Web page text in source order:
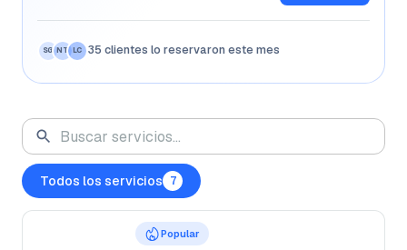
SG NT LC 35 clientes lo reservaron este mes
Todos los servicios 7
Popular